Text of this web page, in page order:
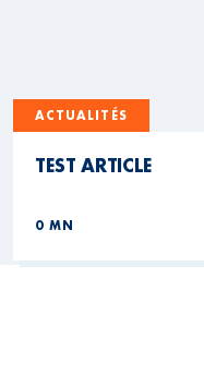
ACTUALITÉS
TEST ARTICLE
0 MN